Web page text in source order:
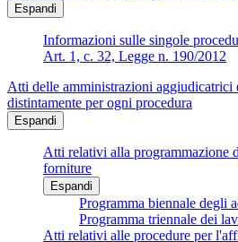
Espandi
Informazioni sulle singole
Art. 1, c. 32, Legge n. 190/2012
Atti delle amministrazioni aggiudicatrici
distintamente per ogni procedura
Espandi
Atti relativi alla programmazione
forniture
Espandi
Programma biennale degli
Programma triennale dei
Atti relativi alle procedure per